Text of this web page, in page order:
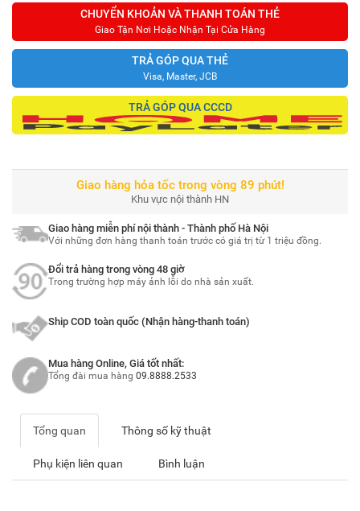
CHUYỂN KHOẢN VÀ THANH TOÁN THẺ
Giao Tận Nơi Hoặc Nhận Tại Cửa Hàng
TRẢ GÓP QUA THẺ
Visa, Master, JCB
TRẢ GÓP QUA CCCD
Giao hàng hỏa tốc trong vòng 89 phút!
Khu vực nội thành HN
Giao hàng miễn phí nội thành - Thành phố Hà Nội
Với những đơn hàng thanh toán trước có giá trị từ 1 triệu đồng.
Đổi trả hàng trong vòng 48 giờ
Trong trường hợp máy ảnh lỗi do nhà sản xuất.
Ship COD toàn quốc (Nhận hàng-thanh toán)
Mua hàng Online, Giá tốt nhất:
Tổng đài mua hàng 09.8888.2533
Tổng quan Thông số kỹ thuật
Phụ kiện liên quan Bình luận